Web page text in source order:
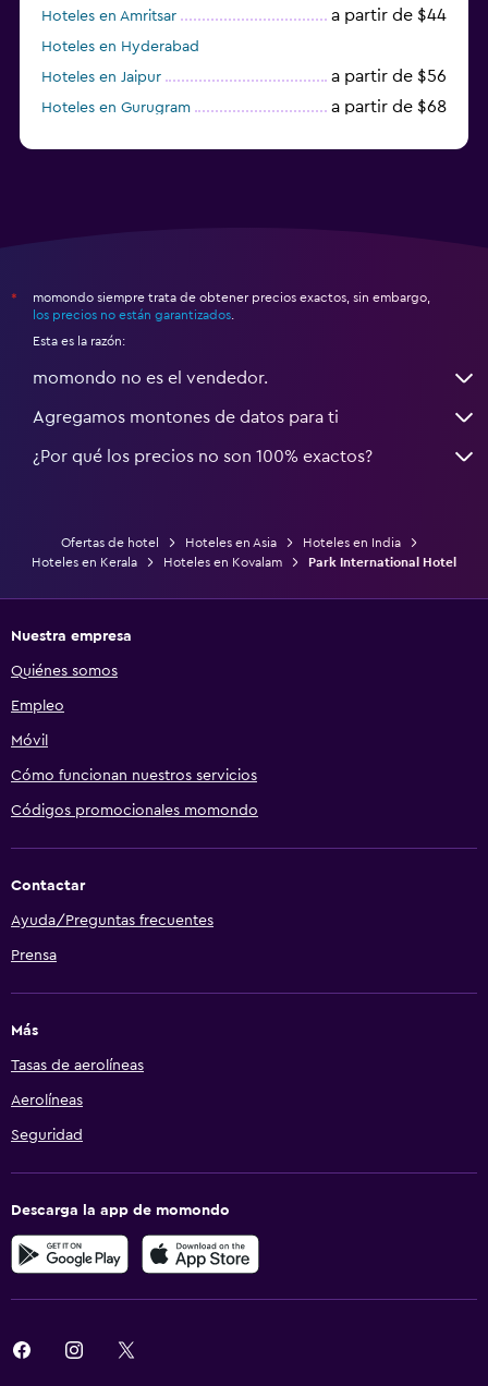
Hoteles en Amritsar a partir de $44
Hoteles en Hyderabad
Hoteles en Jaipur
a partir de $56
Hoteles en Gurugram a partir de $68
*
momondo siempre trata de obtener precios exactos, sin embargo,
los precios no están garantizados
Esta es la razón:
momondo no es el vendedor.
Agregamos montones de datos para ti
¿Por qué los precios no son 100% exactos?
Ofertas de hotel Hoteles en Asia
Hoteles en India
Hoteles en Kerala
Hoteles en Kovalam Park International Hotel
Nuestra empresa
Quiénes somos
Empleo
Móvil
Cómo funcionan nuestros servicios
Códigos promocionales momondo
Contactar
Ayuda/Preguntas frecuentes
Prensa
Más
Tasas de aerolíneas
Aerolíneas
Seguridad
Descarga la app de momondo